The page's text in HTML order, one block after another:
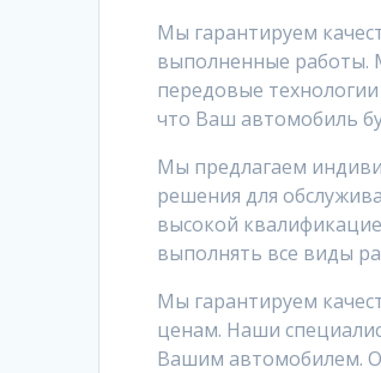
Мы гарантируем
выполненные работы.
передовые
что Ваш автомобиль
Мы предлагаем
решения для
высокой
выполнять все виды
Мы гарантируем
ценам. Наши
Вашим автомобилем.